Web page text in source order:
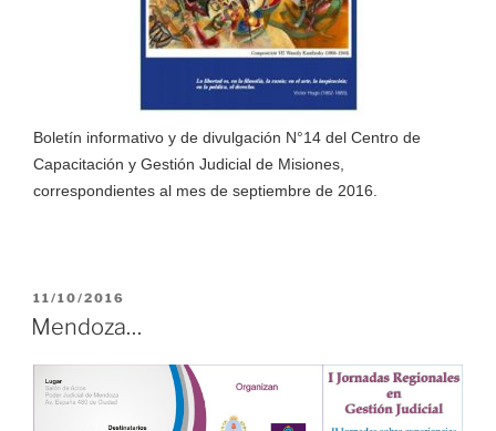
Boletín informativo y de divulgación N°14 del Centro de
Capacitación y Gestión Judicial de Misiones,
correspondientes al mes de septiembre de 2016.
PUBLICADO
EL
11/10/2016
Mendoza…